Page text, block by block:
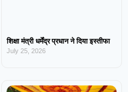
शिक्षा मंत्री धर्मेंद्र प्रधान ने दिया इस्तीफा
July 25, 2026